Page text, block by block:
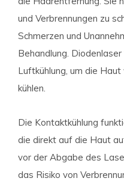
und Verbrennungen zu
Schmerzen und
Behandlung.
Luftkühlung, um die
kühlen.
Die Kontaktkühlung
die direkt auf die Haut
vor der Abgabe des
das Risiko von